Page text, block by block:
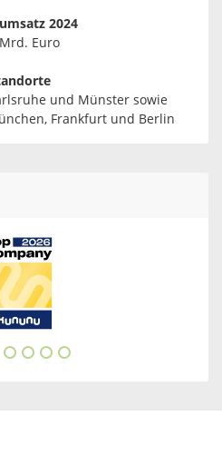
2024
Euro
und Münster sowie
Frankfurt und Berlin